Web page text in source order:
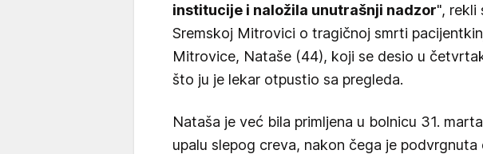
institucije i naložila unutrašnji nadzor", rekli
Sremskoj Mitrovici o tragičnoj smrti
Mitrovice, Nataše (44), koji se desio u
što ju je lekar otpustio sa pregleda.
Nataša je već bila primljena u bolnicu 31.
upalu slepog creva, nakon čega je podvrgnuta